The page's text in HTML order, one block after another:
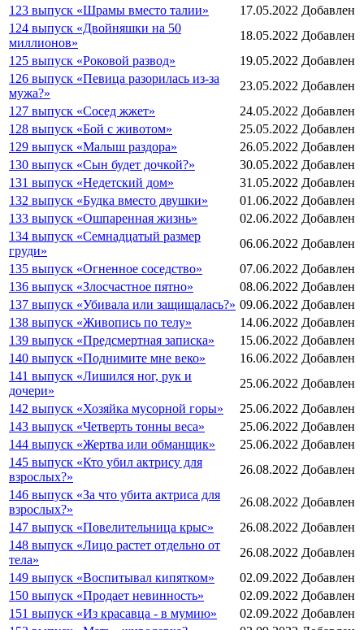
123 выпуск «Шрамы вместо талии»
17.05.2022 Добавлен
124 выпуск «Двойняшки на 50
миллионов»
18.05.2022 Добавлен
125 выпуск «Роковой развод»
19.05.2022 Добавлен
126 выпуск «Певица разорилась из-за
мужа?»
23.05.2022 Добавлен
127 выпуск «Сосед жжет»
24.05.2022 Добавлен
128 выпуск «Бой с животом»
25.05.2022 Добавлен
129 выпуск «Малыш раздора»
26.05.2022 Добавлен
130 выпуск «Сын будет дочкой?»
30.05.2022 Добавлен
131 выпуск «Недетский дом»
31.05.2022 Добавлен
132 выпуск «Будка вместо двушки»
01.06.2022 Добавлен
133 выпуск «Ошпаренная жизнь»
02.06.2022 Добавлен
134 выпуск «Семнадцатый размер
груди»
06.06.2022 Добавлен
135 выпуск «Огненное соседство»
07.06.2022 Добавлен
136 выпуск «Злосчастное пятно»
08.06.2022 Добавлен
137 выпуск «Убивала или защищалась?» 09.06.2022 Добавлен
138 выпуск «Живопись по телу»
14.06.2022 Добавлен
139 выпуск «Предсмертная записка»
15.06.2022 Добавлен
140 выпуск «Поднимите мне веко»
16.06.2022 Добавлен
141 выпуск «Лишился ног, рук и
дочери»
25.06.2022 Добавлен
142 выпуск «Хозяйка мусорной горы»
25.06.2022 Добавлен
143 выпуск «Четверть тонны веса»
25.06.2022 Добавлен
144 выпуск «Жертва или обманщик»
25.06.2022 Добавлен
145 выпуск «Кто убил актрису для
взрослых?»
26.08.2022 Добавлен
146 выпуск «За что убита актриса для
взрослых?»
26.08.2022 Добавлен
147 выпуск «Повелительница крыс»
26.08.2022 Добавлен
148 выпуск «Лицо растет отдельно от
тела»
26.08.2022 Добавлен
149 выпуск «Воспитывал кипятком»
02.09.2022 Добавлен
150 выпуск «Продает невинность»
02.09.2022 Добавлен
151 выпуск «Из красавца - в мумию»
02.09.2022 Добавлен